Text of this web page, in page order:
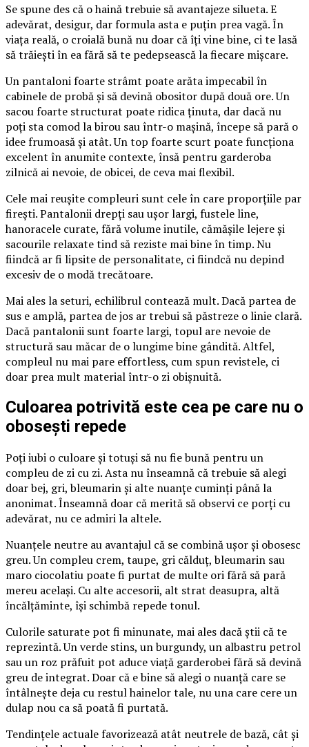
Se spune des că o haină trebuie să avantajeze silueta. E
adevărat, desigur, dar formula asta e puțin prea vagă. În
viața reală, o croială bună nu doar că îți vine bine, ci te lasă
să trăiești în ea fără să te pedepsească la fiecare mișcare.
Un pantaloni foarte strâmt poate arăta impecabil în
cabinele de probă și să devină obositor după două ore. Un
sacou foarte structurat poate ridica ținuta, dar dacă nu
poți sta comod la birou sau într-o mașină, începe să pară o
idee frumoasă și atât. Un top foarte scurt poate funcționa
excelent în anumite contexte, însă pentru garderoba
zilnică ai nevoie, de obicei, de ceva mai flexibil.
Cele mai reușite compleuri sunt cele în care proporțiile par
firești. Pantalonii drepți sau ușor largi, fustele line,
hanoracele curate, fără volume inutile, cămășile lejere și
sacourile relaxate tind să reziste mai bine în timp. Nu
fiindcă ar fi lipsite de personalitate, ci fiindcă nu depind
excesiv de o modă trecătoare.
Mai ales la seturi, echilibrul contează mult. Dacă partea de
sus e amplă, partea de jos ar trebui să păstreze o linie clară.
Dacă pantalonii sunt foarte largi, topul are nevoie de
structură sau măcar de o lungime bine gândită. Altfel,
compleul nu mai pare effortless, cum spun revistele, ci
doar prea mult material într-o zi obișnuită.
Culoarea potrivită este cea pe care nu o
obosești repede
Poți iubi o culoare și totuși să nu fie bună pentru un
compleu de zi cu zi. Asta nu înseamnă că trebuie să alegi
doar bej, gri, bleumarin și alte nuanțe cuminți până la
anonimat. Înseamnă doar că merită să observi ce porți cu
adevărat, nu ce admiri la altele.
Nuanțele neutre au avantajul că se combină ușor și obosesc
greu. Un compleu crem, taupe, gri călduț, bleumarin sau
maro ciocolatiu poate fi purtat de multe ori fără să pară
mereu același. Cu alte accesorii, alt strat deasupra, altă
încălțăminte, își schimbă repede tonul.
Culorile saturate pot fi minunate, mai ales dacă știi că te
reprezintă. Un verde stins, un burgundy, un albastru petrol
sau un roz prăfuit pot aduce viață garderobei fără să devină
greu de integrat. Doar că e bine să alegi o nuanță care se
întâlnește deja cu restul hainelor tale, nu una care cere un
dulap nou ca să poată fi purtată.
Tendințele actuale favorizează atât neutrele de bază, cât și